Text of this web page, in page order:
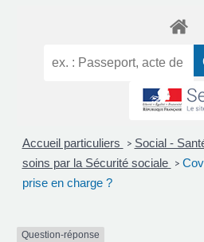
Accueil particuliers > Social -
soins par la Sécurité sociale >
prise en charge ?
Question-réponse